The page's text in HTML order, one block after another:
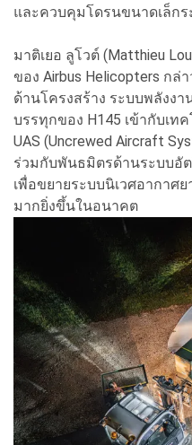
และควบคุมโดรนขนาดเล็ก
มาติเยอ ลูโวต์ (Matthieu
ของ Airbus Helicopters กล่
ด้านโครงสร้าง ระบบพลังง
บรรทุกของ H145 เข้ากับเ
UAS (Uncrewed Aircraft
ร่วมกับพันธมิตรด้านระบบอั
เพื่อขยายระบบนิเวศอากาศ
มากยิ่งขึ้นในอนาคต